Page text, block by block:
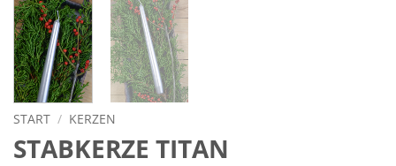
START / KERZEN
STABKERZE TITAN